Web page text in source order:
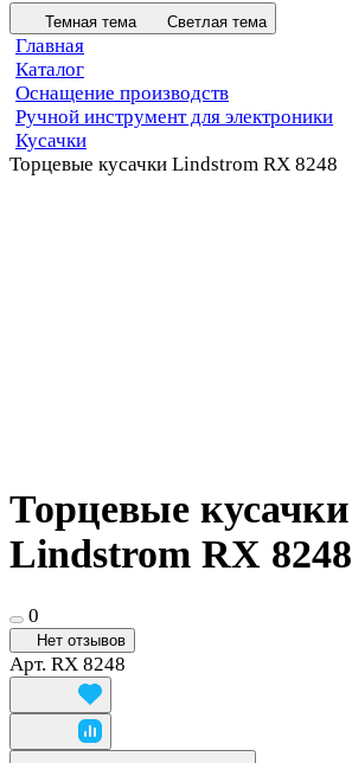
Темная тема Светлая тема
Главная
Каталог
Оснащение производств
Ручной инструмент для электроники
Кусачки
Торцевые кусачки Lindstrom RX 8248
Торцевые кусачки
Lindstrom RX 8248
0
Нет отзывов
Арт. RX 8248